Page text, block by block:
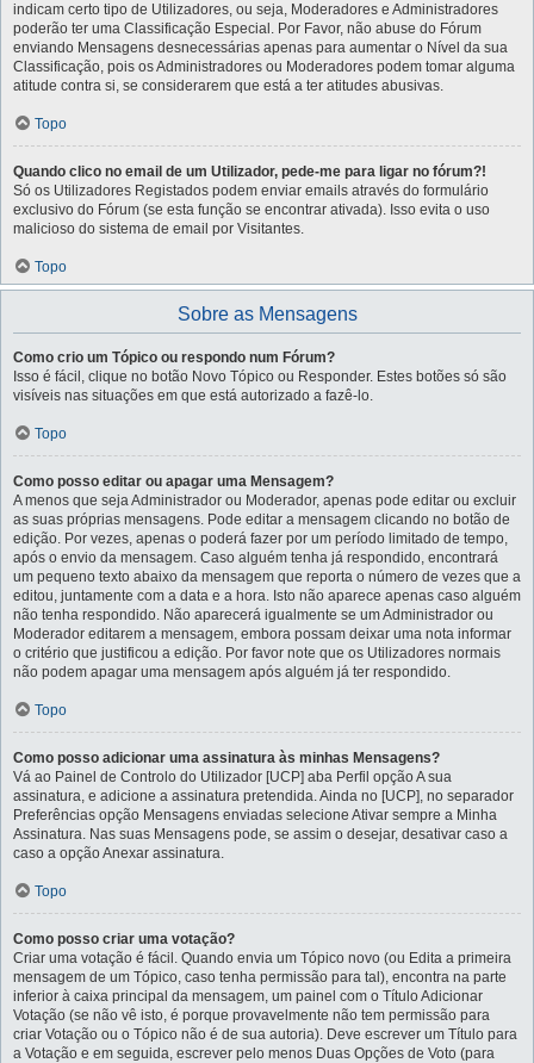
indicam certo tipo de Utilizadores, ou seja, Moderadores e Administradores
poderão ter uma Classificação Especial. Por Favor, não abuse do Fórum
enviando Mensagens desnecessárias apenas para aumentar o Nível da sua
Classificação, pois os Administradores ou Moderadores podem tomar alguma
atitude contra si, se considerarem que está a ter atitudes abusivas.
Topo
Quando clico no email de um Utilizador, pede-me para ligar no fórum?!
Só os Utilizadores Registados podem enviar emails através do formulário
exclusivo do Fórum (se esta função se encontrar ativada). Isso evita o uso
malicioso do sistema de email por Visitantes.
Topo
Sobre as Mensagens
Como crio um Tópico ou respondo num Fórum?
Isso é fácil, clique no botão Novo Tópico ou Responder. Estes botões só são
visíveis nas situações em que está autorizado a fazê-lo.
Topo
Como posso editar ou apagar uma Mensagem?
A menos que seja Administrador ou Moderador, apenas pode editar ou excluir
as suas próprias mensagens. Pode editar a mensagem clicando no botão de
edição. Por vezes, apenas o poderá fazer por um período limitado de tempo,
após o envio da mensagem. Caso alguém tenha já respondido, encontrará
um pequeno texto abaixo da mensagem que reporta o número de vezes que a
editou, juntamente com a data e a hora. Isto não aparece apenas caso alguém
não tenha respondido. Não aparecerá igualmente se um Administrador ou
Moderador editarem a mensagem, embora possam deixar uma nota informar
o critério que justificou a edição. Por favor note que os Utilizadores normais
não podem apagar uma mensagem após alguém já ter respondido.
Topo
Como posso adicionar uma assinatura às minhas Mensagens?
Vá ao Painel de Controlo do Utilizador [UCP] aba Perfil opção A sua
assinatura, e adicione a assinatura pretendida. Ainda no [UCP], no separador
Preferências opção Mensagens enviadas selecione Ativar sempre a Minha
Assinatura. Nas suas Mensagens pode, se assim o desejar, desativar caso a
caso a opção Anexar assinatura.
Topo
Como posso criar uma votação?
Criar uma votação é fácil. Quando envia um Tópico novo (ou Edita a primeira
mensagem de um Tópico, caso tenha permissão para tal), encontra na parte
inferior à caixa principal da mensagem, um painel com o Título Adicionar
Votação (se não vê isto, é porque provavelmente não tem permissão para
criar Votação ou o Tópico não é de sua autoria). Deve escrever um Título para
a Votação e em seguida, escrever pelo menos Duas Opções de Voto (para